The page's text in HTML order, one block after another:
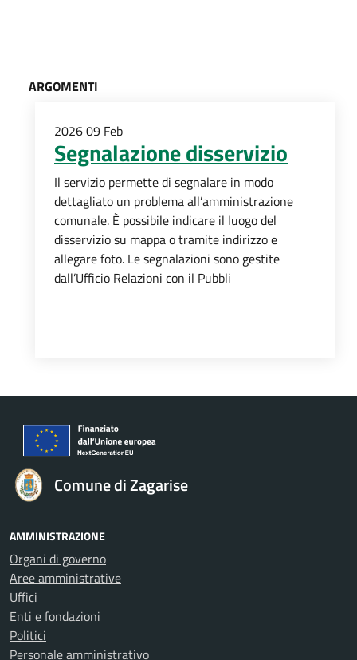
ARGOMENTI
202609 Feb
Segnalazione disservizio
Il servizio permette di segnalare in modo
dettagliato un problema all’amministrazione
comunale. È possibile indicare il luogo del
disservizio su mappa o tramite indirizzo e
allegare foto. Le segnalazioni sono gestite
dall’Ufficio Relazioni con il Pubbli
Comune di Zagarise
AMMINISTRAZIONE
Organi di governo
Aree amministrative
Uffici
Enti e fondazioni
Politici
Personale amministrativo